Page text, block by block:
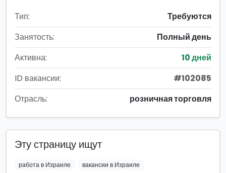
Тип:
Требуются
Занятость:
Полный день
Активна:
10 дней
ID вакансии:
#102085
Отрасль:
розничная торговля
Эту страницу ищут
работа в Израиле
вакансии в Израиле